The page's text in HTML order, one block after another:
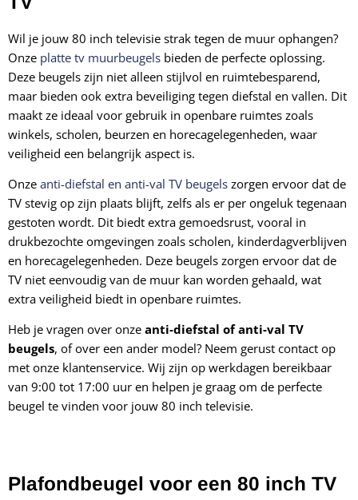
Wil je jouw 80 inch televisie strak tegen de muur ophangen?
Onze platte tv muurbeugels bieden de perfecte oplossing.
Deze beugels zijn niet alleen stijlvol en ruimtebesparend,
maar bieden ook extra beveiliging tegen diefstal en vallen. Dit
maakt ze ideaal voor gebruik in openbare ruimtes zoals
winkels, scholen, beurzen en horecagelegenheden, waar
veiligheid een belangrijk aspect is.
Onze anti-diefstal en anti-val TV beugels zorgen ervoor dat de
TV stevig op zijn plaats blijft, zelfs als er per ongeluk tegenaan
gestoten wordt. Dit biedt extra gemoedsrust, vooral in
drukbezochte omgevingen zoals scholen, kinderdagverblijven
en horecagelegenheden. Deze beugels zorgen ervoor dat de
TV niet eenvoudig van de muur kan worden gehaald, wat
extra veiligheid biedt in openbare ruimtes.
Heb je vragen over onze anti-diefstal of anti-val TV
beugels, of over een ander model? Neem gerust contact op
met onze klantenservice. Wij zijn op werkdagen bereikbaar
van 9:00 tot 17:00 uur en helpen je graag om de perfecte
beugel te vinden voor jouw 80 inch televisie.
Plafondbeugel voor een 80 inch TV